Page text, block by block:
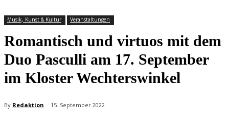
Musik, Kunst & Kultur Veranstaltungen
Romantisch und virtuos mit dem
Duo Pasculli am 17. September
im Kloster Wechterswinkel
By Redaktion 15. September 2022